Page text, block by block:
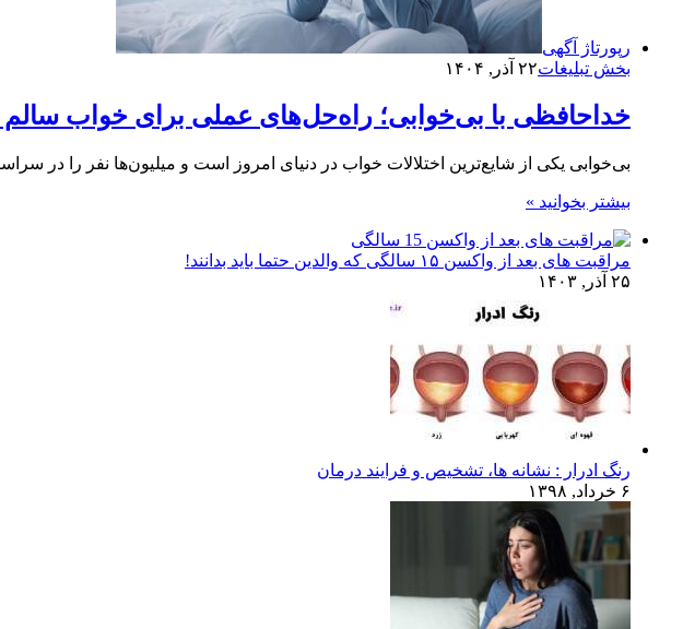
رپورتاژ آگهی
بخش تبلیغات۲۲ آذر, ۱۴۰۴
خداحافظی با بی‌خوابی؛ راه‌حل‌های عملی برای خواب
بی‌خوابی یکی از شایع‌ترین اختلالات خواب در دنیای امروز است و میلیون‌ها نفر را در
بیشتر بخوانید »
مراقبت های بعد از واکسن ۱۵ سالگی که والدین حتما باید بدانند!
۲۵ آذر, ۱۴۰۳
رنگ ادرار : نشانه ها، تشخیص و فرایند درمان
۶ خرداد, ۱۳۹۸